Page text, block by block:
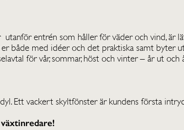
entrén som håller för väder och vind, är
både med idéer och det praktiska samt byter
för vår, sommar, höst och vinter – år ut och
Ett vackert skyltfönster är kundens första